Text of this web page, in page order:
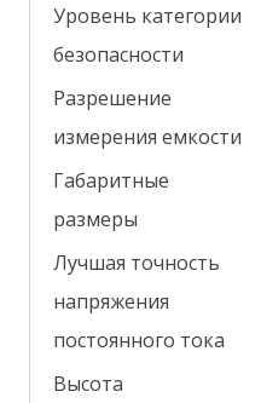
Уровень категории
безопасности
Разрешение
измерения емкости
Габаритные
размеры
Лучшая точность
напряжения
постоянного тока
Высота